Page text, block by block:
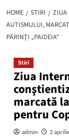
HOME STIRI
ZIUA
AUTISMULUI,
PĂRINŢI „PAIDEIA“
Stiri
Ziua
marcată
pentru
admin 2